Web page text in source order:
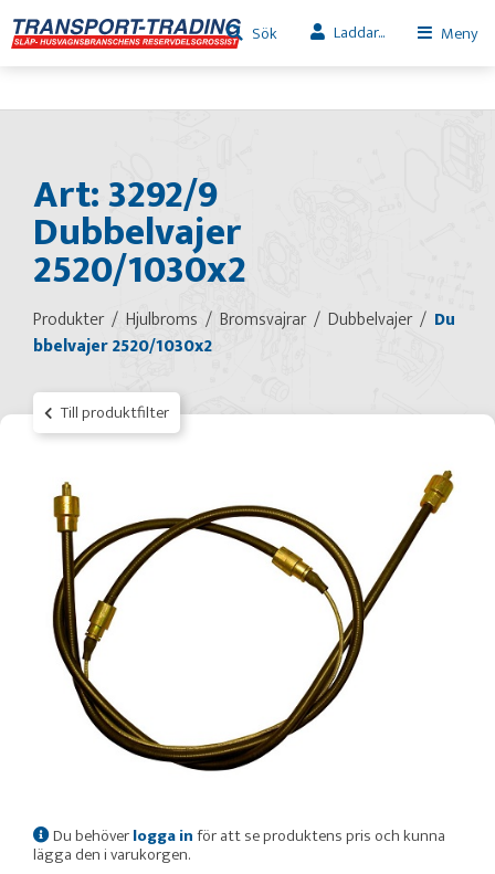
Sök Laddar... Meny
Art: 3292/9
Dubbelvajer
2520/1030x2
Produkter Hjulbroms Bromsvajrar Dubbelvajer
Du
bbelvajer 2520/1030x2
Till produktfilter
Du behöverlogga inför att se produktens pris och kunna
lägga den i varukorgen.